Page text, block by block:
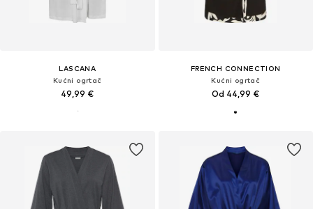
LASCANA
Kućni ogrtač
49,99 €
FRENCH CONNECTION
Kućni ogrtač
Od 44,99 €